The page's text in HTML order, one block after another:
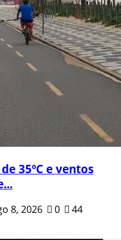
35ºC e ventos
8, 2026 0 44